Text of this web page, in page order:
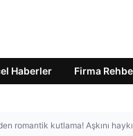
Haberler Firma
romantik kutlama! Aşkını